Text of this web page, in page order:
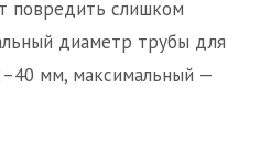
повредить слишком
диаметр трубы для
мм, максимальный —